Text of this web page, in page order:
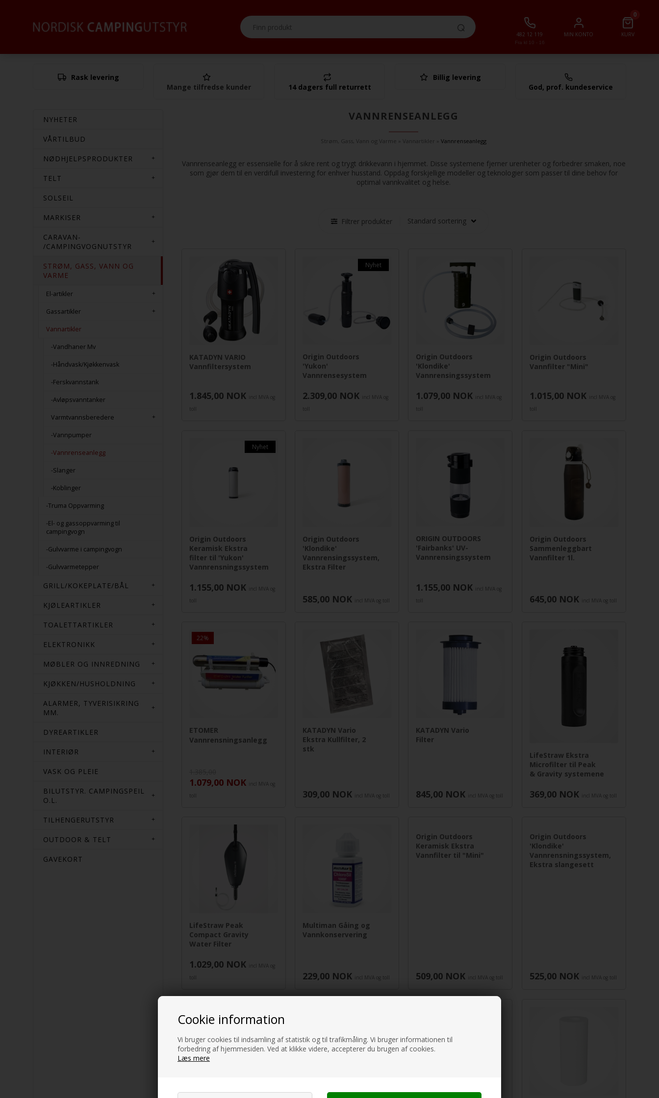
Cookie information
Vi bruger cookies til indsamling af statistik og til trafikmåling. Vi bruger informationen til
forbedring af hjemmesiden. Ved at klikke videre, accepterer du brugen af cookies.
Læs mere
Fra kl 10 - 16
482 12 119 MIN KONTO
0
KURV
I alt
Rask levering
Mange tilfredse kunder
14 dagers full returrett
Billig levering
God, prof. kundeservice
NYHETER
VÅRTILBUD
NØDHJELPSPRODUKTER
TELT
SOLSEIL
MARKISER
CARAVAN-
/CAMPINGVOGNUTSTYR
STRØM, GASS, VANN OG
VARME
El-artikler
Gassartikler
Vannartikler
-Vandhaner Mv
-Håndvask/Kjøkkenvask
-Ferskvannstank
-Avløpsvanntanker
Varmtvannsberedere
-Vannpumper
-Vannrenseanlegg
-Slanger
-Koblinger
-Truma Oppvarming
-El- og gassoppvarming til
campingvogn
-Gulvvarme i campingvogn
-Gulvvarmetepper
GRILL/KOKEPLATE/BÅL
KJØLEARTIKLER
TOALETTARTIKLER
ELEKTRONIKK
MØBLER OG INNREDNING
KJØKKEN/HUSHOLDNING
ALARMER, TYVERISIKRING
MM.
DYREARTIKLER
INTERIØR
VASK OG PLEIE
BILUTSTYR. CAMPINGSPEIL
O.L.
TILHENGERUTSTYR
OUTDOOR & TELT
GAVEKORT
VANNRENSEANLEGG
Strøm, Gass, Vann og Varme Vannartikler »Vannrenseanlegg
Vannrenseanlegg er essensielle for å sikre rent og trygt drikkevann i hjemmet. Disse systemene fjerner urenheter og forbedrer smaken, noe
som gjør dem til en verdifull investering for enhver husstand. Oppdag forskjellige modeller og teknologier som passer til dine behov for
optimal vannkvalitet og helse.
Filtrer produkter
KATADYN VARIO
Vannfiltersystem
1.845,00 NOK
incl MVA og
toll
Nyhet
Origin Outdoors
'Yukon'
Vannrensesystem
2.309,00 NOK
incl MVA og
toll
Origin Outdoors
'Klondike'
Vannrensingssystem
1.079,00 NOK
incl MVA og
toll
Origin Outdoors
Vannfilter "Mini"
1.015,00 NOK
incl MVA og
toll
Nyhet
Origin Outdoors
Keramisk Ekstra
filter til 'Yukon'
Vannrensningssystem
1.155,00 NOK
incl MVA og
toll
Origin Outdoors
'Klondike'
Vannrensingssystem,
Ekstra Filter
585,00 NOK incl MVA og toll
ORIGIN OUTDOORS
'Fairbanks' UV-
Vannrensingssystem
1.155,00 NOK
incl MVA og
toll
Origin Outdoors
Sammenleggbart
Vannfilter 1l.
645,00 NOK incl MVA og toll
22%
ETOMER
Vannrensningsanlegg
1.079,00 NOK
incl MVA og
toll
KATADYN Vario
Ekstra Kullfilter, 2
stk
309,00 NOK incl MVA og toll
KATADYN Vario
Filter
845,00 NOK incl MVA og toll
LifeStraw Ekstra
Microfilter til Peak
& Gravity systemene
369,00 NOK incl MVA og toll
LifeStraw Peak
Compact Gravity
Water Filter
1.029,00 NOK
incl MVA og
toll
Multiman Gåing og
Vannkonservering
229,00 NOK incl MVA og toll
Origin Outdoors
Keramisk Ekstra
Vannfilter til "Mini"
509,00 NOK incl MVA og toll
Origin Outdoors
'Klondike'
Vannrensningssystem,
Ekstra slangesett
525,00 NOK incl MVA og toll